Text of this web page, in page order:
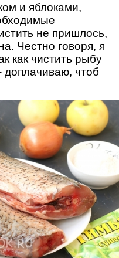
и яблоками,
не пришлось,
Честно говоря, я
как чистить рыбу
доплачиваю, чтоб